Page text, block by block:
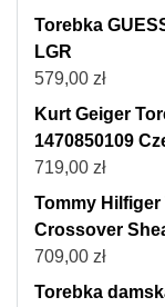
Torebka
LGR
579,00 zł
Kurt Geiger
1470850109
719,00 zł
Tommy
Crossover
709,00 zł
Torebka